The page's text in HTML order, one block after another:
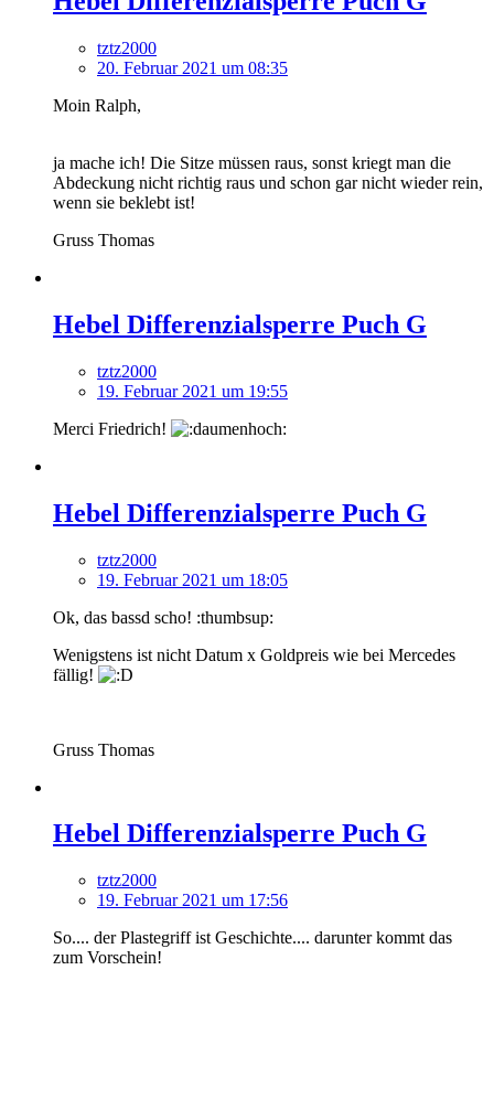
tztz2000
20. Februar 2021 um 08:35
Moin Ralph,
ja mache ich! Die Sitze müssen raus, sonst kriegt man die
Abdeckung nicht richtig raus und schon gar nicht wieder rein,
wenn sie beklebt ist!
Gruss Thomas
Hebel Differenzialsperre Puch G
tztz2000
19. Februar 2021 um 19:55
Merci Friedrich!
Hebel Differenzialsperre Puch G
tztz2000
19. Februar 2021 um 18:05
Ok, das bassd scho! :thumbsup:
Wenigstens ist nicht Datum x Goldpreis wie bei Mercedes
fällig!
Gruss Thomas
Hebel Differenzialsperre Puch G
tztz2000
19. Februar 2021 um 17:56
So.... der Plastegriff ist Geschichte.... darunter kommt das
zum Vorschein!